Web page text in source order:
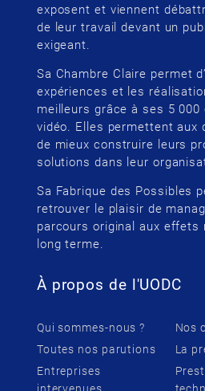
exposent et viennent
de leur travail devant un
exigeant.
Sa Chambre Claire permet
expériences et les
meilleurs grâce à ses 5 000
vidéo. Elles permettent aux
de mieux construire leurs
solutions dans leur
Sa Fabrique des Possibles
retrouver le plaisir de
parcours original aux effets
long terme.
À propos de l'UODC
Qui sommes-nous ?
Toutes nos parutions
Entreprises
Nos
La